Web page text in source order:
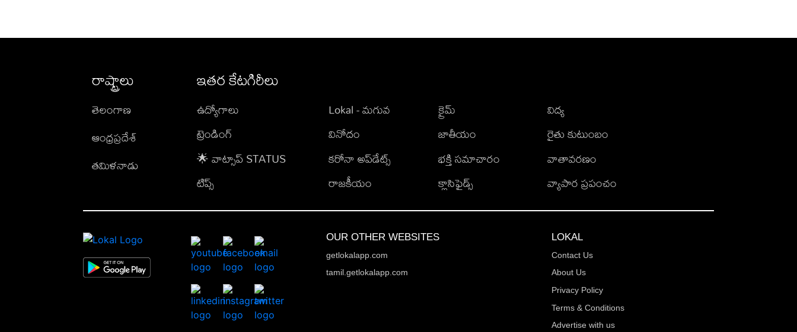
రాష్ట్రాలు
తెలంగాణ
ఆంధ్రప్రదేశ్
తమిళనాడు
ఇతర కేటగిరీలు
ఉద్యోగాలు
ట్రెండింగ్
🌟 వాట్సాప్ STATUS
టిప్స్
Lokal - మగువ
వినోదం
కరోనా అప్‌డేట్స్
రాజకీయం
క్రైమ్
జాతీయం
భక్తి సమాచారం
క్లాసిఫైడ్స్
విద్య
రైతు కుటుంబం
వాతావరణం
వ్యాపార ప్రపంచం
OUR OTHER WEBSITES
getlokalapp.com
tamil.getlokalapp.com
LOKAL
Contact Us
About Us
Privacy Policy
Terms & Conditions
Advertise with us